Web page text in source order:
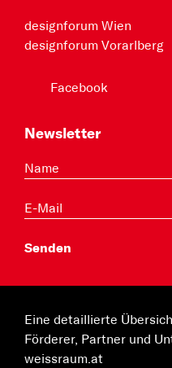
designforum Wien
designforum Vorarlberg
Facebook
Newsletter
Eine detaillierte
Förderer, Partner und
weissraum.at